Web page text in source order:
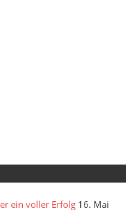
ein voller Erfolg 16. Mai